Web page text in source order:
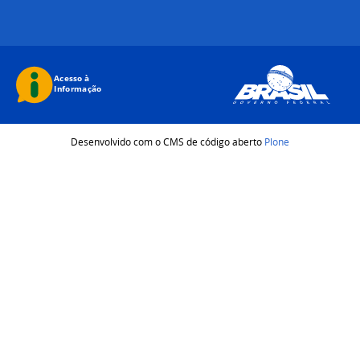
Desenvolvido com o CMS de código aberto Plone